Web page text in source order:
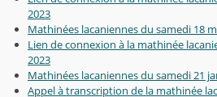
2023
Mathinées lacaniennes du samedi 18
Lien de connexion à la mathinée
2023
Mathinées lacaniennes du samedi 21
Appel à transcription de la mathinée